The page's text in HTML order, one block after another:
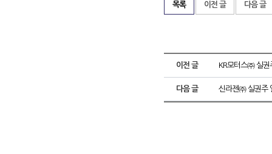
목록 이전 글 다음 글
이전 글 KR모터스㈜ 실
다음 글 신라젠㈜ 실권주